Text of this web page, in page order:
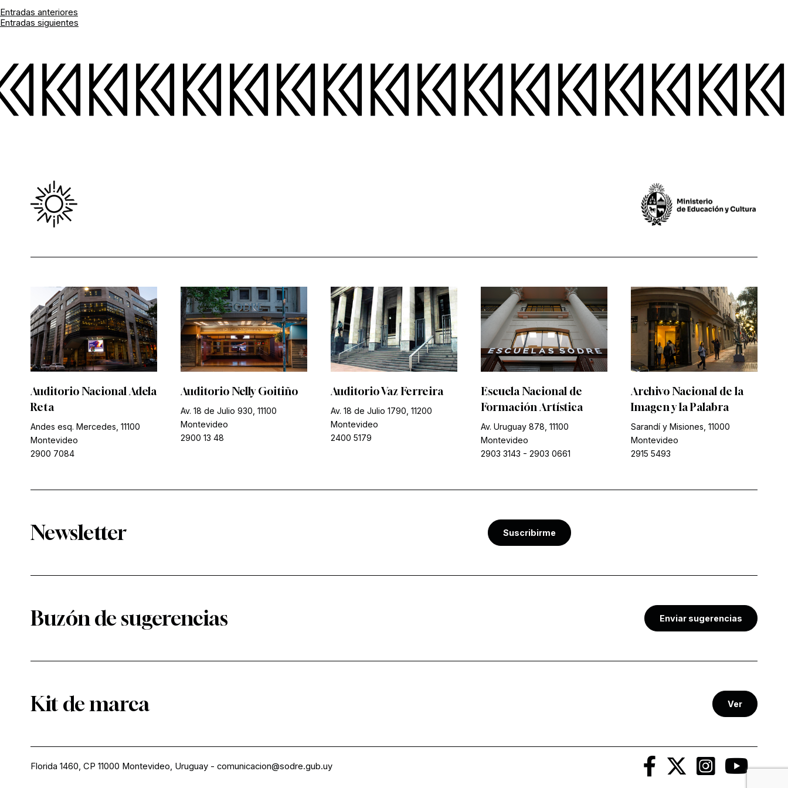
Navegación
entradas
Entradas anteriores
Entradas siguientes
Auditorio Nacional Adela
Reta
Andes esq. Mercedes, 11100
Montevideo
2900 7084
Auditorio Nelly Goitiño
Av. 18 de Julio 930, 11100
Montevideo
2900 13 48
Auditorio Vaz Ferreira
Av. 18 de Julio 1790, 11200
Montevideo
2400 5179
Escuela Nacional de
Formación Artística
Av. Uruguay 878, 11100
Montevideo
2903 3143 - 2903 0661
Archivo Nacional de la
Imagen y la Palabra
Sarandí y Misiones, 11000
Montevideo
2915 5493
Newsletter Suscribirme
Buzón de sugerencias Enviar sugerencias
Kit de marca Ver
Florida 1460, CP 11000 Montevideo, Uruguay - comunicacion@sodre.gub.uy